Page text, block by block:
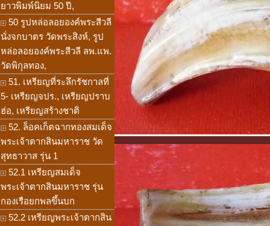
ยาวพิมพ์นิยม 50 ปี,
50 รูปหล่อลอยองค์พระสีวลี
นั่งจกบาตร วัดพระสิงห์, รูป
หล่อลอยองค์พระสีวลี ลพ.แพ.
วัดพิกุลทอง,
51. เหรียญที่ระลึกรัชกาลที่
5- เหรียญจปร., เหรียญปราบ
ฮ่อ, เหรียญสร้างชาติ
52. ล็อคเก็ตฉากทองสมเด็จ
พระเจ้าตากสินมหาราช วัด
สุทธาวาส รุ่น 1
52.1 เหรียญสมเด็จ
พระเจ้าตากสินมหาราช รุ่น
กองเรือยกพลขึ้นบก
52.2 เหรียญพระเจ้าตากสิน